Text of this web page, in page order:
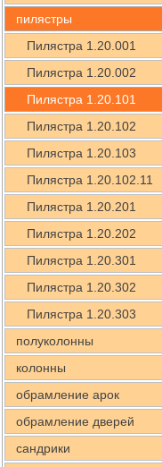
пилястры
Пилястра 1.20.001
Пилястра 1.20.002
Пилястра 1.20.101
Пилястра 1.20.102
Пилястра 1.20.103
Пилястра 1.20.102.11
Пилястра 1.20.201
Пилястра 1.20.202
Пилястра 1.20.301
Пилястра 1.20.302
Пилястра 1.20.303
полуколонны
колонны
обрамление арок
обрамление дверей
сандрики